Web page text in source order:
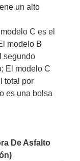
un alto
C es el
modelo B
segundo
El modelo C
total por
es una bolsa
De Asfalto